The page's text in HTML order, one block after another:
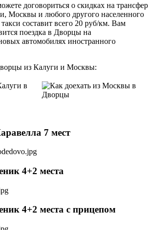
договориться о скидках на трансфер
Москвы и любого другого населенного
составит всего 20 руб/км. Вам
поездка в Дворцы на
автомобилях иностранного
из Калуги и Москвы:
7 мест
4+2 места
4+2 места c прицепом